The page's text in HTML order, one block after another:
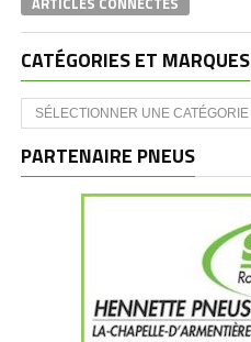
CATÉGORIES ET MARQUES
Catégories
et
PARTENAIRE PNEUS